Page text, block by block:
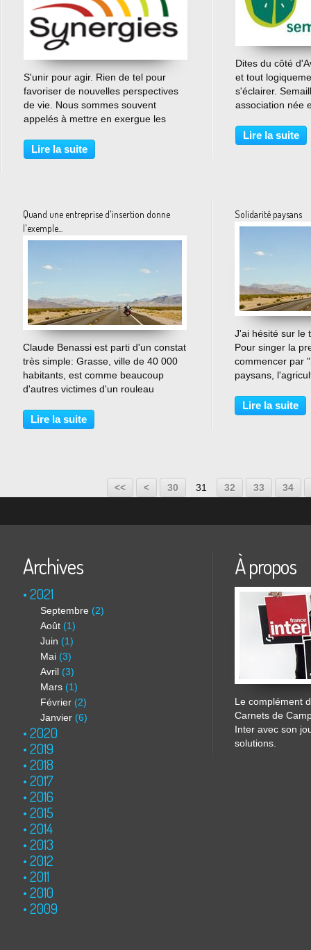
…
S'unir pour agir. Rien de tel pour
favoriser de nouvelles perspectives
de vie. Nous sommes souvent
appelés à mettre en exergue les
de la société civile. Or il existe
d'autres formes de partage et de
Lire la suite
Dites du côté
et tout
s'éclairer.
association née
ceinture qui
campagne
Lire la suite
Quand une entreprise d'insertion donne
l'exemple...
…
Claude Benassi est parti d'un constat
très simple: Grasse, ville de 40 000
habitants, est comme beaucoup
d'autres victimes d'un rouleau
options d'avenir des personnes sans
emploi. Pourtant il suffit d'un petit
Lire la suite
Solidarité paysans
J'ai hésité sur le
Pour singer la
commencer par
paysans,
la PAC, une
C'est dans les
Lire la suite
<< < 10
20
30 31 32 33 34
Archives
2021
Septembre (2)
Août (1)
Juin (1)
Mai (3)
Avril (3)
Mars (1)
Février (2)
Janvier (6)
2020
2019
2018
2017
2016
2015
2014
2013
2012
2011
2010
2009
À propos
Le complément
Carnets de
Inter avec son
solutions.